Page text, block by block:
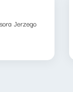
Jerzego